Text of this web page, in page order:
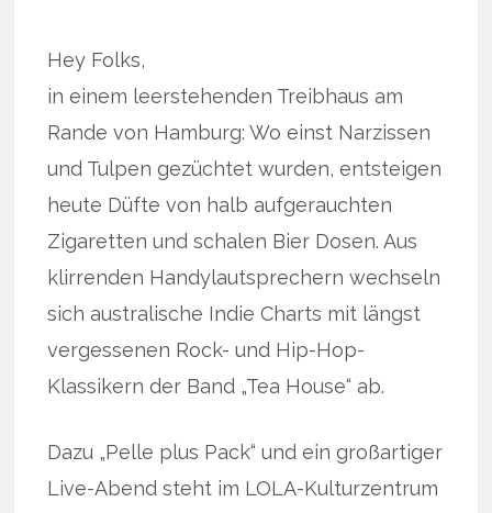
Hey Folks,
in einem leerstehenden Treibhaus am
Rande von Hamburg: Wo einst Narzissen
und Tulpen gezüchtet wurden, entsteigen
heute Düfte von halb aufgerauchten
Zigaretten und schalen Bier Dosen. Aus
klirrenden Handylautsprechern wechseln
sich australische Indie Charts mit längst
vergessenen Rock- und Hip-Hop-
Klassikern der Band „Tea House“ ab.
Dazu „Pelle plus Pack“ und ein großartiger
Live-Abend steht im LOLA-Kulturzentrum